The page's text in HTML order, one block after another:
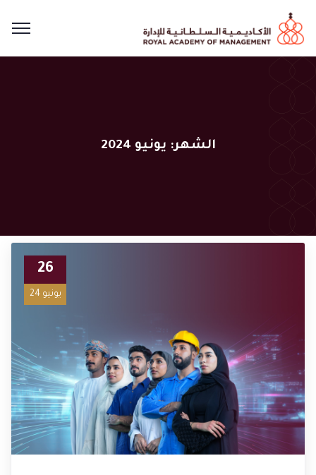
الشهر: يونيو 2024
26
يونيو 24